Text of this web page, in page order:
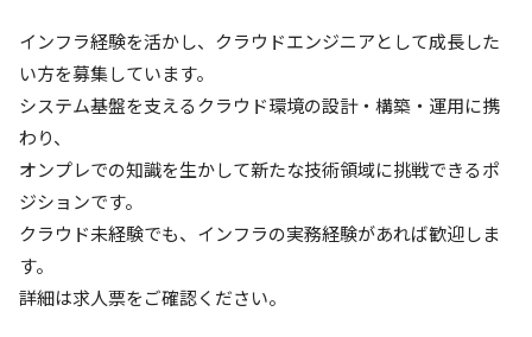
インフラ経験を活かし、クラウドエンジニアとして成長した
い方を募集しています。
システム基盤を支えるクラウド環境の設計・構築・運用に携
わり、
オンプレでの知識を生かして新たな技術領域に挑戦できるポ
ジションです。
クラウド未経験でも、インフラの実務経験があれば歓迎しま
す。
詳細は求人票をご確認ください。